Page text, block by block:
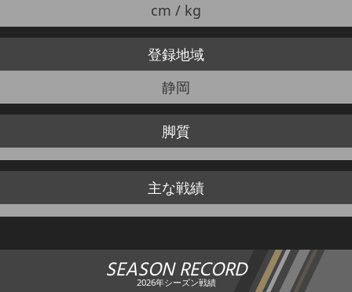
cm / kg
登録地域
静岡
脚質
主な戦績
SEASON RECORD
2026年シーズン戦績